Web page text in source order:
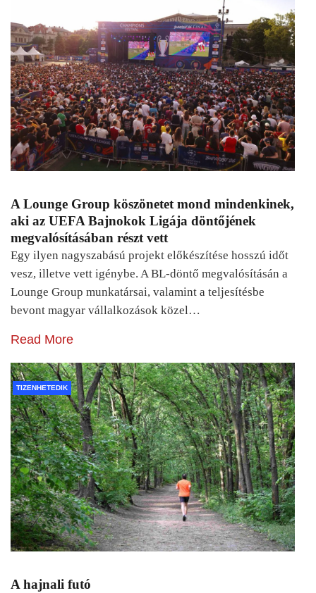
A Lounge Group köszönetet mond mindenkinek,
aki az UEFA Bajnokok Ligája döntőjének
megvalósításában részt vett
Egy ilyen nagyszabású projekt előkészítése hosszú időt
vesz, illetve vett igénybe. A BL-döntő megvalósításán a
Lounge Group munkatársai, valamint a teljesítésbe
bevont magyar vállalkozások közel…
Read More
TIZENHETEDIK
A hajnali futó